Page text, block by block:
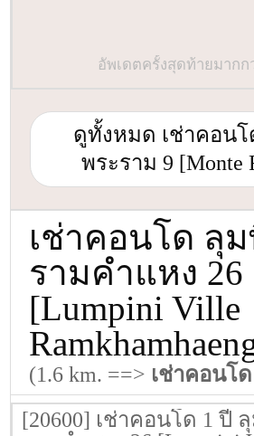
อัพเดตครั้งสุดท้ายมากก
ดูทั้งหมด เช่าคอนโ
พระราม 9 [Monte
เช่าคอนโด ลุ
รามคำแหง 26
[Lumpini Ville
(1.6 km. ==> เช่าคอนโ
[20600] เช่าคอนโด 1 ปี